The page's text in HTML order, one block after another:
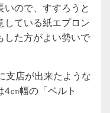
ので、すすろうと
している紙エプロン
した方がよい勢いで
支店が出来たような
㎝幅の「ベルト